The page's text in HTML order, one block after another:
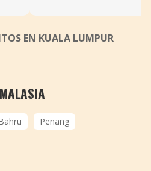
EN KUALA LUMPUR
Penang